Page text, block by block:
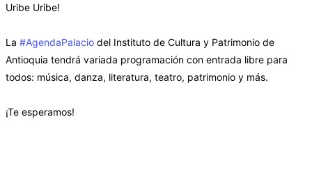
Uribe Uribe!
La #AgendaPalacio del Instituto de Cultura y Patrimonio de
Antioquia tendrá variada programación con entrada libre para
todos: música, danza, literatura, teatro, patrimonio y más.
¡Te esperamos!